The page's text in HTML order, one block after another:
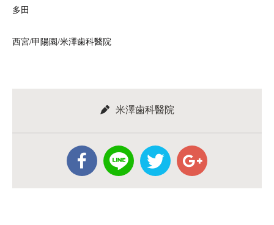
多田
西宮/甲陽園/米澤歯科醫院
米澤歯科醫院